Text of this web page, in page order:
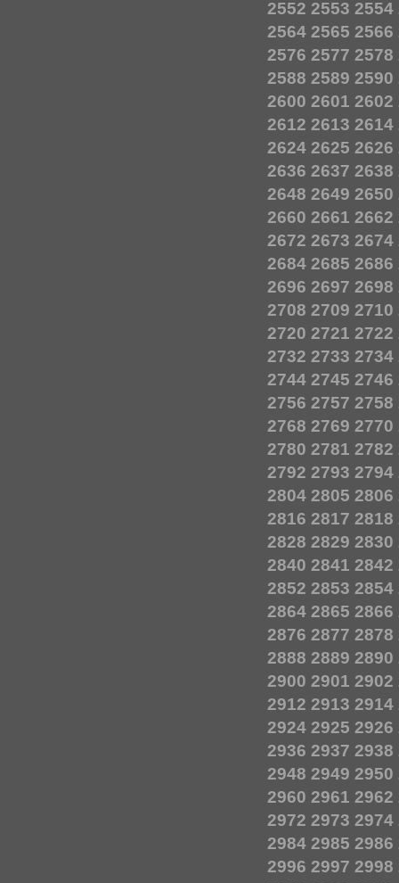
2552 2553 2554
2564 2565 2566
2576 2577 2578
2588 2589 2590
2600 2601 2602
2612 2613 2614
2624 2625 2626
2636 2637 2638
2648 2649 2650
2660 2661 2662
2672 2673 2674
2684 2685 2686
2696 2697 2698
2708 2709 2710
2720 2721 2722
2732 2733 2734
2744 2745 2746
2756 2757 2758
2768 2769 2770
2780 2781 2782
2792 2793 2794
2804 2805 2806
2816 2817 2818
2828 2829 2830
2840 2841 2842
2852 2853 2854
2864 2865 2866
2876 2877 2878
2888 2889 2890
2900 2901 2902
2912 2913 2914
2924 2925 2926
2936 2937 2938
2948 2949 2950
2960 2961 2962
2972 2973 2974
2984 2985 2986
2996 2997 2998